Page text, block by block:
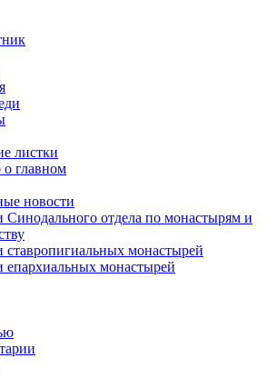
листки
о главном
новости
Синодального отдела по монастырям и
ставропигиальных монастырей
епархиальных монастырей